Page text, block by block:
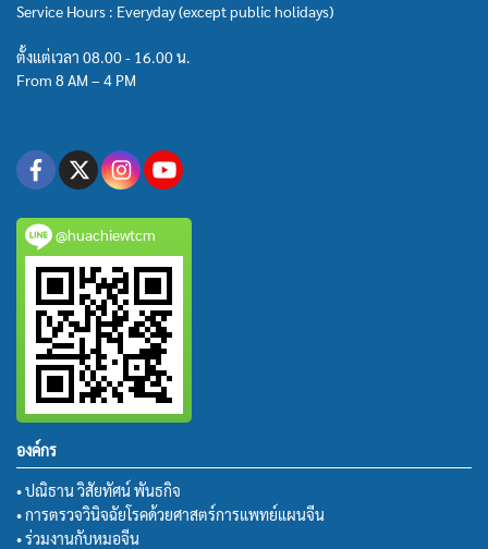
Service Hours : Everyday (except public holidays)
ตั้งแต่เวลา 08.00 - 16.00 น.
From 8 AM – 4 PM
@huachiewtcm
องค์กร
• ปณิธาน วิสัยทัศน์ พันธกิจ
• การตรวจวินิจฉัยโรคด้วยศาสตร์การแพทย์แผนจีน
• ร่วมงานกับหมอจีน